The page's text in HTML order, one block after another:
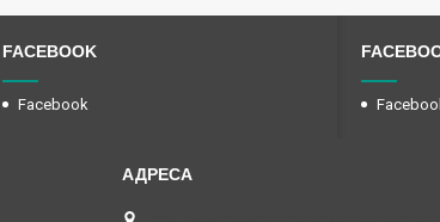
FACEBOOK
Facebook